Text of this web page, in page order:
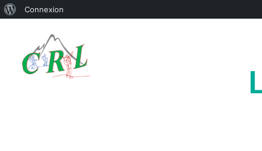
WordPress
Connexion
contenu